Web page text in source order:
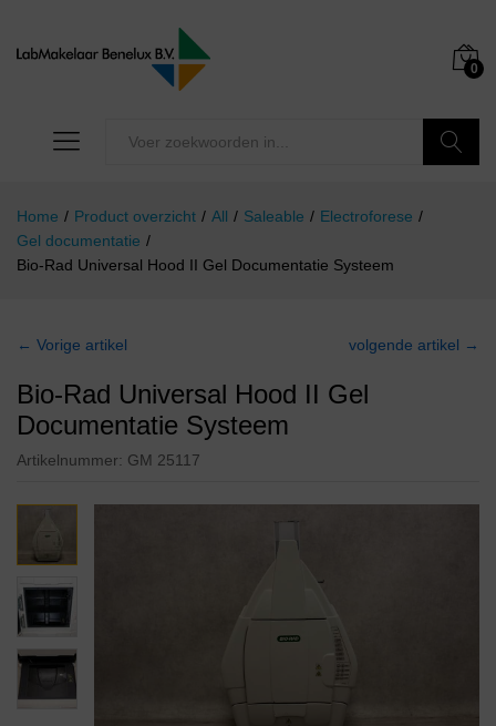
0
Home / Product overzicht / All / Saleable / Electroforese /
Gel documentatie /
Bio-Rad Universal Hood II Gel Documentatie Systeem
← Vorige artikel volgende artikel →
Bio-Rad Universal Hood II Gel
Documentatie Systeem
Artikelnummer: GM 25117